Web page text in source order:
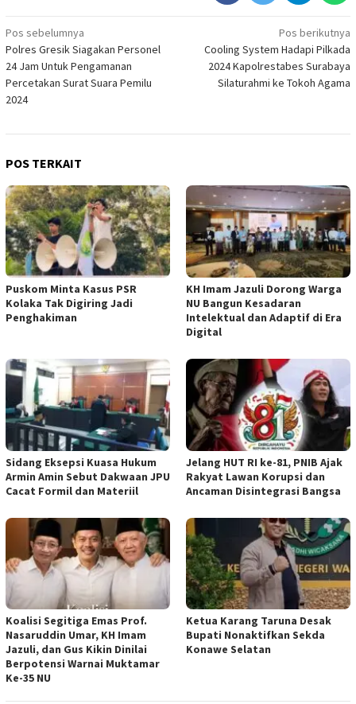
Navigasi
pos
Pos sebelumnya
Polres Gresik Siagakan Personel
24 Jam Untuk Pengamanan
Percetakan Surat Suara Pemilu
2024
Pos berikutnya
Cooling System Hadapi Pilkada
2024 Kapolrestabes Surabaya
Silaturahmi ke Tokoh Agama
POS TERKAIT
‎Puskom Minta Kasus PSR
Kolaka Tak Digiring Jadi
Penghakiman
KH Imam Jazuli Dorong Warga
NU Bangun Kesadaran
Intelektual dan Adaptif di Era
Digital
‎Sidang Eksepsi Kuasa Hukum
Armin Amin Sebut Dakwaan JPU
Cacat Formil dan Materiil
Jelang HUT RI ke-81, PNIB Ajak
Rakyat Lawan Korupsi dan
Ancaman Disintegrasi Bangsa
Koalisi Segitiga Emas Prof.
Nasaruddin Umar, KH Imam
Jazuli, dan Gus Kikin Dinilai
Berpotensi Warnai Muktamar
Ke-35 NU
Ketua ‎Karang Taruna Desak
Bupati Nonaktifkan Sekda
Konawe Selatan